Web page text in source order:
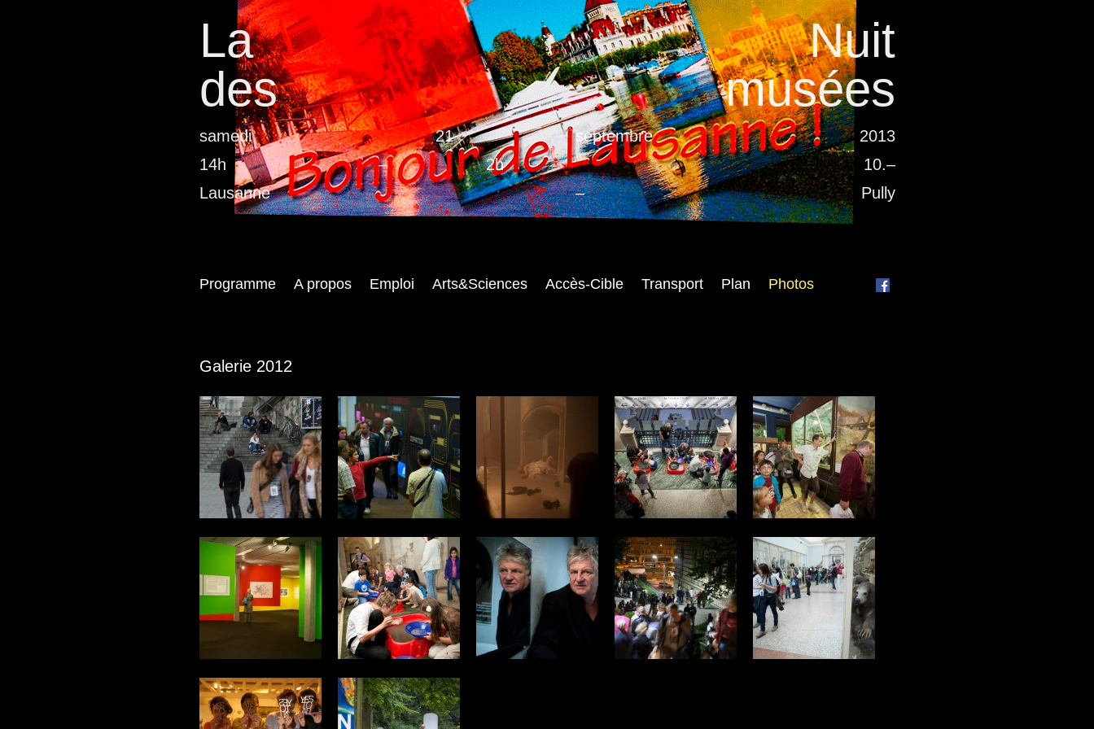
La
Nuit
des
musées
samedi 21 septembre
2013
14h
– 2h
10.–
Lausanne
– Pully
Programme A propos Emploi Arts&Sciences Accès-Cible Transport Plan Photos
Galerie 2012